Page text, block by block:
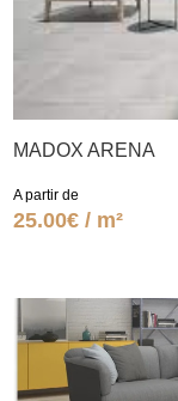
MADOX ARENA
A partir de
25.00€ / m²